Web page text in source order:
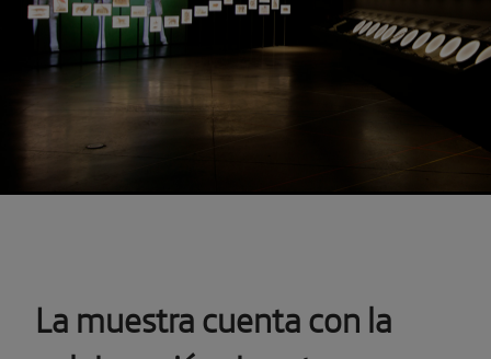
Previous
La muestra cuenta con la